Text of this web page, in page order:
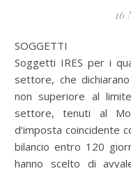
16
SOGGETTI
Soggetti IRES per i
settore, che
non superiore al
settore, tenuti al
d’imposta coincidente
bilancio entro 120
hanno scelto di